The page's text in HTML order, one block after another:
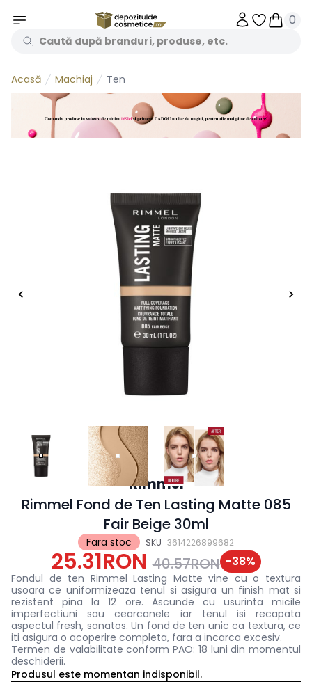
Obiecte
0
Acasă Machiaj Ten
Fara stoc SKU 3614226899682
Rimmel
Rimmel Fond de Ten Lasting Matte 085
Fair Beige 30ml
25.31RON 40.57RON -38%
Fondul de ten Rimmel Lasting Matte vine cu o textura
usoara ce uniformizeaza tenul si asigura un finish mat si
rezistent pina la 12 ore. Ascunde cu usurinta micile
imperfectiuni sau cearcanele iar tenul isi recapata
aspectul fresh, sanatos. Un fond de ten unic ca textura, ce
iti asigura o acoperire completa, fara a incarca excesiv.
Termen de valabilitate conform PAO: 18 luni din momentul
deschiderii.
Produsul este momentan indisponibil.